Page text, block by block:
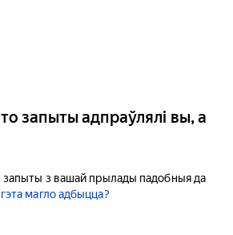
запыты адпраўлялі вы, а
запыты з вашай прылады падобныя да
магло адбыцца?